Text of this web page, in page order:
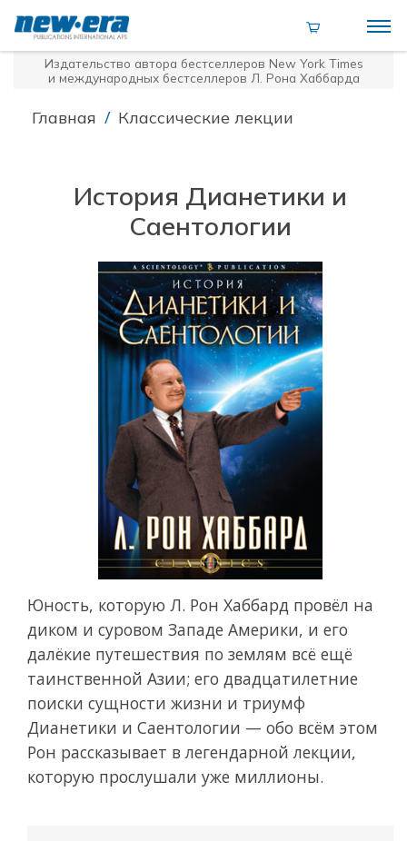
Издательство автора бестселлеров New York Times
и международных бестселлеров Л. Рона Хаббарда
Главная / Классические лекции
История Дианетики и
Саентологии
Юность, которую Л. Рон Хаббард провёл на
диком и суровом Западе Америки, и его
далёкие путешествия по землям всё ещё
таинственной Азии; его двадцатилетние
поиски сущности жизни и триумф
Дианетики и Саентологии — обо всём этом
Рон рассказывает в легендарной лекции,
которую прослушали уже миллионы.